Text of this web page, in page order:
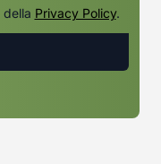
della Privacy Policy.